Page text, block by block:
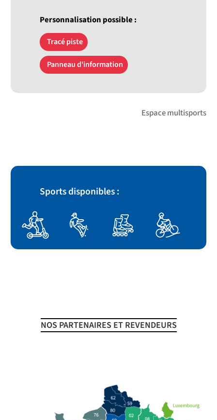
Personnalisation possible :
Tracé piste
Panneau d'information
Espace multisports
Sports disponibles :
NOS PARTENAIRES ET REVENDEURS